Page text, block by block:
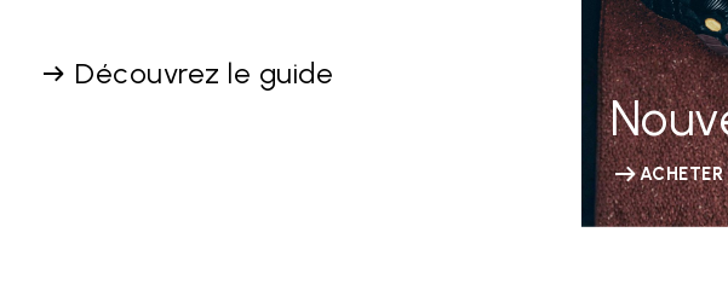
Découvrez le guide
ACHETER